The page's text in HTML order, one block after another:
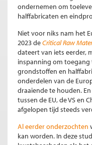
ondernemen om
halffabricaten en
Niet voor niks nam het
2023 deCritical Raw
dateert van iets eerder,
inspanning om
grondstoffen en
onderdelen van de
draaiende te houden.
tussen de EU, de VS en
afgelopen tijd steeds
Al eerder onderzochten
kan worden. In deze